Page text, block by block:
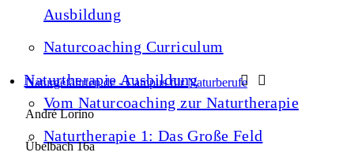
Ausbildung
Naturcoaching Curriculum
Naturtherapie Ausbildung
Vom Naturcoaching zur Naturtherapie
Naturtherapie 1: Das Große Feld
Naturgefährten.de - Campus für Naturberufe
André Lorino
Übelbach 16a